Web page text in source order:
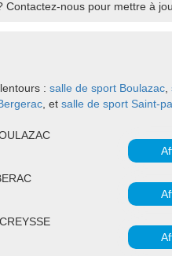
nous pour mettre à
: salle de sport Boulazac
, et salle de sport Saint-